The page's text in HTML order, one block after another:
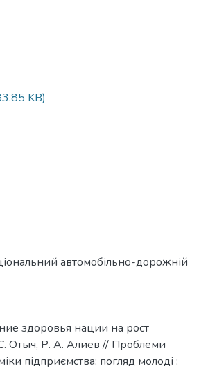
KB)
автомобільно-дорожній
здоровья нации на рост
Отыч, Р. А. Алиев // Проблеми
підприємства: погляд молоді :